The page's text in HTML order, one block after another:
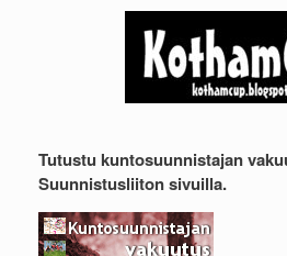
Tutustu kuntosuunnistajan
Suunnistusliiton sivuilla.